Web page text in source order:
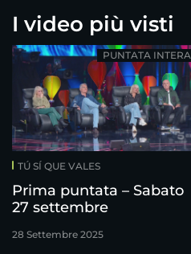
I video più visti
TÚ SÍ QUE VALES
Prima puntata – Sabato
27 settembre
28 Settembre 2025
PUNTATA INTERA